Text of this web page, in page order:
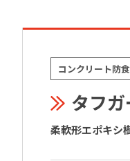
コンクリート防
タフ
柔軟形エポキシ